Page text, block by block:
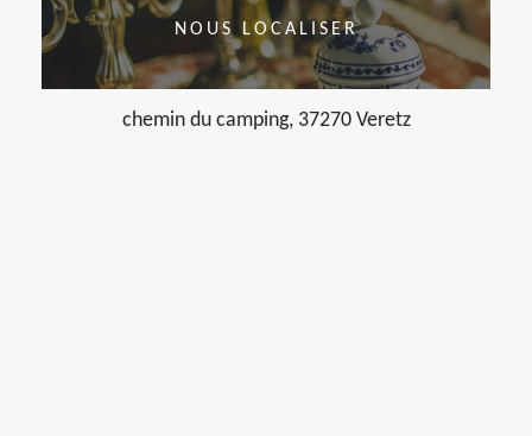
NOUS LOCALISER
chemin du camping, 37270 Veretz